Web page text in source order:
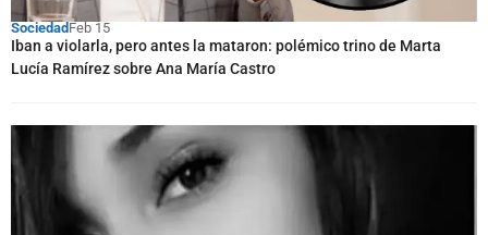
Sociedad Feb 15
Iban a violarla, pero antes la mataron: polémico trino de Marta
Lucía Ramírez sobre Ana María Castro